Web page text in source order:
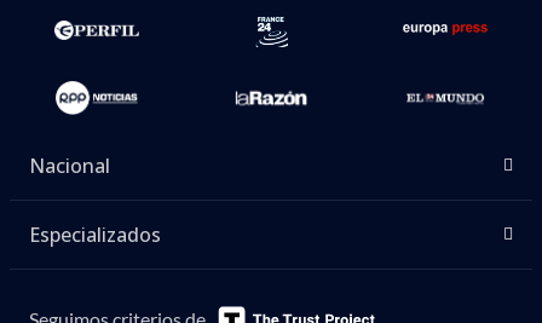
Nacional
Especializados